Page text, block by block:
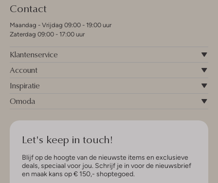
Contact
Maandag - Vrijdag 09:00 - 19:00 uur
Zaterdag 09:00 - 17:00 uur
Klantenservice
Account
Inspiratie
Omoda
Let's keep in touch!
Blijf op de hoogte van de nieuwste items en exclusieve
deals, speciaal voor jou. Schrijf je in voor de nieuwsbrief
en maak kans op € 150,- shoptegoed.